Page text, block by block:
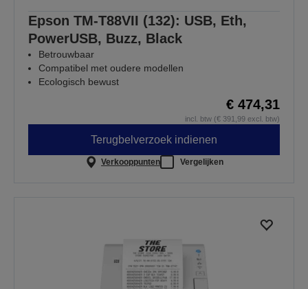
Epson TM-T88VII (132): USB, Eth,
PowerUSB, Buzz, Black
Betrouwbaar
Compatibel met oudere modellen
Ecologisch bewust
€ 474,31
incl. btw (€ 391,99 excl. btw)
Terugbelverzoek indienen
Verkooppunten Vergelijken